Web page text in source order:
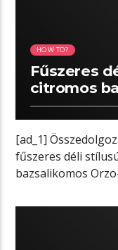
HOW TO?
Fűszeres
citromos
[ad_1]
fűszeres déli
bazsalikomos